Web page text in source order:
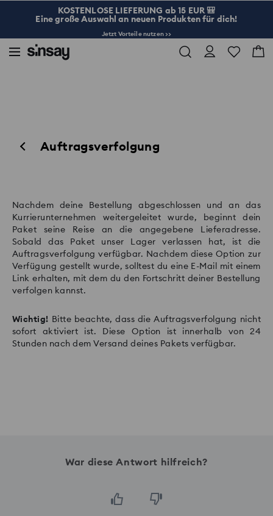
KOSTENLOSE LIEFERUNG ab 15 EUR 🎒
Eine große Auswahl an neuen Produkten für dich!
Jetzt Vorteile nutzen >>
Auftragsverfolgung
Nachdem deine Bestellung abgeschlossen und an das
Kurrierunternehmen weitergeleitet wurde, beginnt dein
Paket seine Reise an die angegebene Lieferadresse.
Sobald das Paket unser Lager verlassen hat, ist die
Auftragsverfolgung verfügbar. Nachdem diese Option zur
Verfügung gestellt wurde, solltest du eine E-Mail mit einem
Link erhalten, mit dem du den Fortschritt deiner Bestellung
verfolgen kannst.
Wichtig! Bitte beachte, dass die Auftragsverfolgung nicht
sofort aktiviert ist. Diese Option ist innerhalb von 24
Stunden nach dem Versand deines Pakets verfügbar.
War diese Antwort hilfreich?